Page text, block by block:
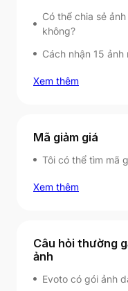
Có thể chia sẻ
không?
Cách nhận 15 ảnh
Xem thêm
Mã giảm giá
Tôi có thể tìm mã
Xem thêm
Câu hỏi thường
ảnh
Evoto có gói ảnh